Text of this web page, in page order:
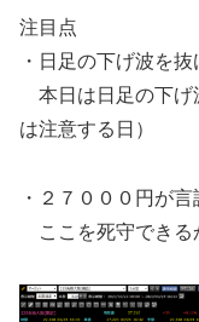
注目点
・日足の下げ波を
本日は日足の下げ
は注意する日）
・２７０００円が
ここを死守できる